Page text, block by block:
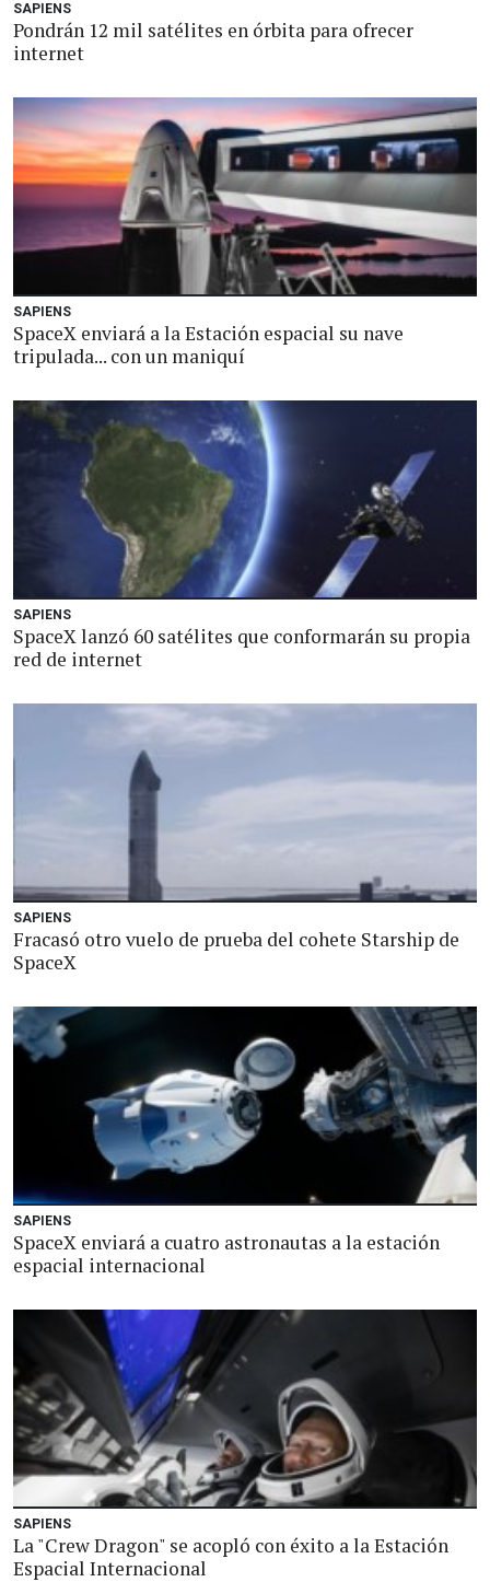
SAPIENS
Pondrán 12 mil satélites en órbita para ofrecer
internet
SAPIENS
SpaceX enviará a la Estación espacial su nave
tripulada... con un maniquí
SAPIENS
SpaceX lanzó 60 satélites que conformarán su propia
red de internet
SAPIENS
Fracasó otro vuelo de prueba del cohete Starship de
SpaceX
SAPIENS
SpaceX enviará a cuatro astronautas a la estación
espacial internacional
SAPIENS
La "Crew Dragon" se acopló con éxito a la Estación
Espacial Internacional